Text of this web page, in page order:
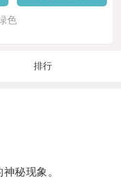
色
排行
秘现象。